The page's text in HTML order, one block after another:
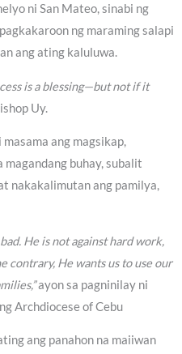
ni San Mateo, sinabi ng
ng maraming salapi
ang ating kaluluwa.
is a blessing—but not if it
Uy.
ang magsikap,
buhay, subalit
nakakalimutan ang pamilya,
He is not against hard work,
contrary, He wants us to use our
ayon sa pagninilay ni
Archdiocese of Cebu
ang panahon na maiiwan